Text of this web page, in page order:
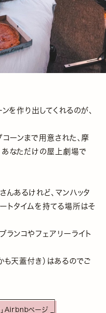
を作り出してくれるのが、
コーンまで用意された、摩
あなただけの屋上劇場で
あるけれど、マンハッタ
トタイムを持てる場所はそ
ランコやフェアリーライト
も天蓋付き）はあるのでご
Airbnbページ